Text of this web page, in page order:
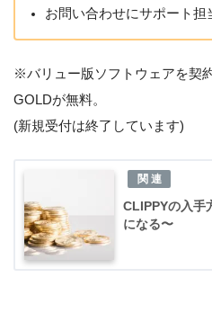
お問い合わせにサポート
※バリュー版ソフトウェアを契
GOLDが無料。
(新規受付は終了しています)
CLIPPYの入手
になる〜